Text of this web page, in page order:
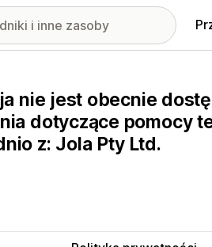
nie jest obecnie
dotyczące pomocy
z: Jola Pty Ltd.